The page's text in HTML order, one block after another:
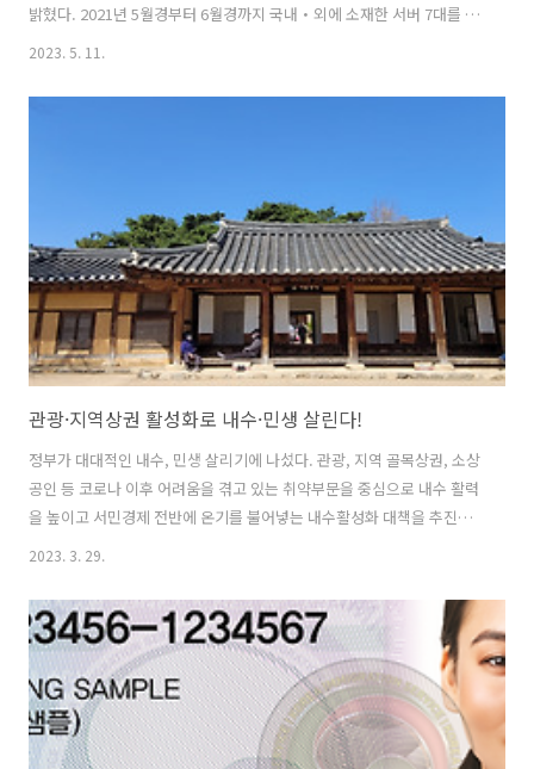
밝혔다. 2021년 5월경부터 6월경까지 국내・외에 소재한 서버 7대를 장
악하여 공격 기반을 마련하였으며, 서울대학교병원 서버의 취약점으로
83만 명의 개인정보를 유출하거나 유출한 정황이 확인되었다. 경찰청은
세탁 기법 △ 시스템 침입・관리 수법 등이 같고, △ 북한어휘를 사용
하..
2023. 5. 11.
관광·지역상권 활성화로 내수·민생 살린다!
정부가 대대적인 내수, 민생 살리기에 나섰다. 관광, 지역 골목상권, 소상
공인 등 코로나 이후 어려움을 겪고 있는 취약부문을 중심으로 내수 활력
을 높이고 서민경제 전반에 온기를 불어넣는 내수활성화 대책을 추진한
다. 이를 위해 50여개 메가이벤트 개최, 할인행사, 정부지원, 지역축제
민경제 활성화 방안도 함께 시행된다. 정부는 3월 29일 진행된 제15차
비상경제민생회의를 통해 이 같은 내용의 ‘내수활성화 대책’을 발표하였
다. 이는 국내 관광을 활성화하여 내수 활력과 경상수지 개선을 도모하
고, 소상공인·서민 생계부담을 경감하기 위한 조치로 이해된다. 주요 내
용은 다음과 같다. 먼저 민관합동 내수붐업 패키지로 국내 관광을 본격
활성화한다...
2023. 3. 29.